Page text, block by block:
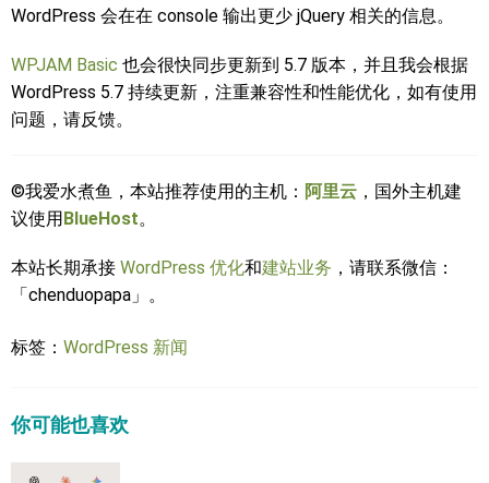
WordPress 会在在 console 输出更少 jQuery 相关的信息。
WPJAM Basic 也会很快同步更新到 5.7 版本，并且我会根据
WordPress 5.7 持续更新，注重兼容性和性能优化，如有使用
问题，请反馈。
©我爱水煮鱼，本站推荐使用的主机： 阿里云 ，国外主机建
议使用BlueHost。
本站长期承接 WordPress 优化和建站业务 ，请联系微信：
「chenduopapa」。
标签： WordPress 新闻
你可能也喜欢